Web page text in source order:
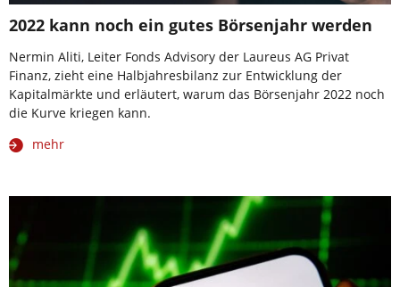
2022 kann noch ein gutes Börsenjahr werden
Nermin Aliti, Leiter Fonds Advisory der Laureus AG Privat
Finanz, zieht eine Halbjahresbilanz zur Entwicklung der
Kapitalmärkte und erläutert, warum das Börsenjahr 2022 noch
die Kurve kriegen kann.
mehr